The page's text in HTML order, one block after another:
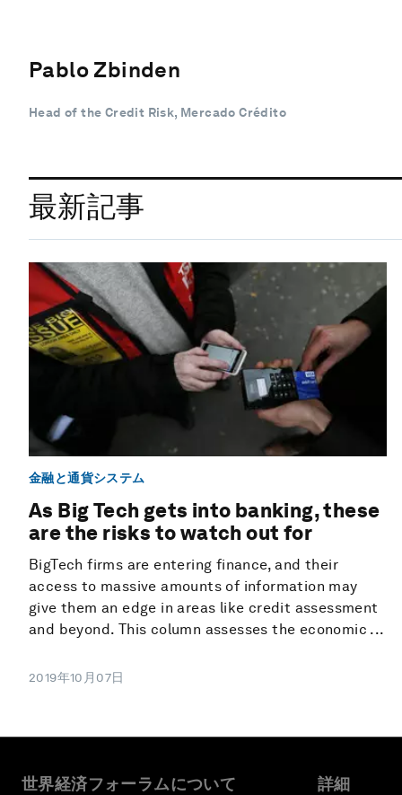
Pablo Zbinden
Head of the Credit Risk, Mercado Crédito
最新記事
金融と通貨システム
As Big Tech gets into banking, these
are the risks to watch out for
BigTech firms are entering finance, and their
access to massive amounts of information may
give them an edge in areas like credit assessment
and beyond. This column assesses the economic ...
2019年10月07日
世界経済フォーラムについて 詳細